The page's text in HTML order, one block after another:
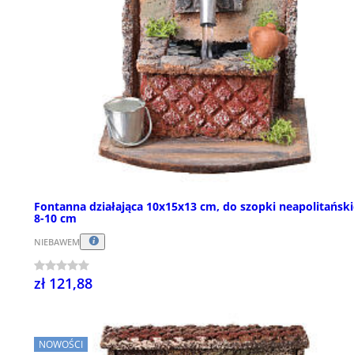
Fontanna działająca 10x15x13 cm, do szopki
8-10 cm
NIEBAWEM
zł 121,88
NOWOŚCI